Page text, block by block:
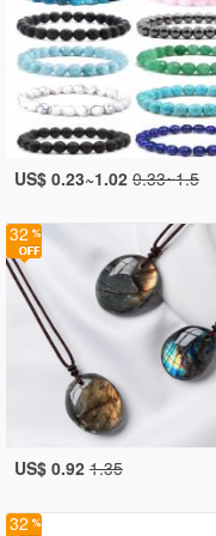
US$ 0.23~1.02 0.33~1.5
32
US$ 0.92 1.35
32